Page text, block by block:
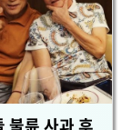
륜 사과 후